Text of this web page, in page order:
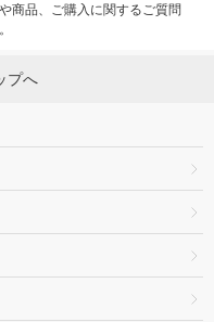
商品、ご購入に関するご質問
プへ